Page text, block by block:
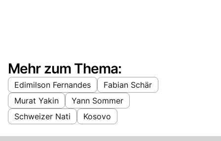
Mehr zum Thema:
Edimilson Fernandes
Fabian Schär
Murat Yakin
Yann Sommer
Schweizer Nati
Kosovo